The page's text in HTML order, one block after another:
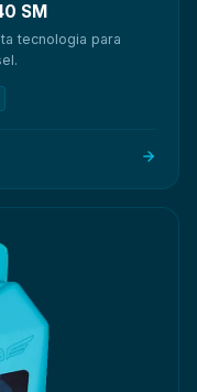
SM
tecnologia para